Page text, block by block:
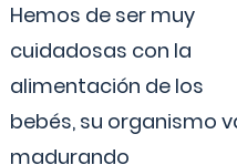
Hemos de ser muy
cuidadosas con la
alimentación de los
bebés, su organismo
madurando